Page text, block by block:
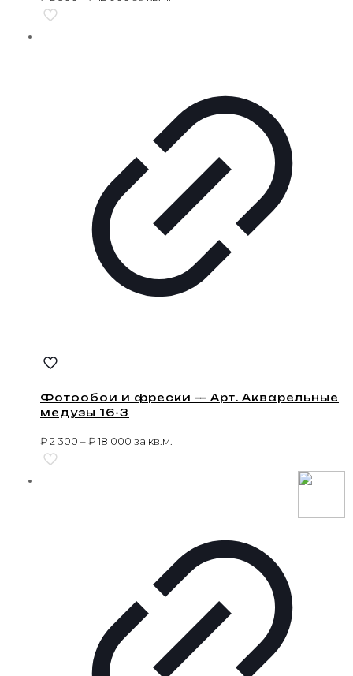
Фотообои и фрески — Арт. Акварельные
медузы 16-3
₽2 300 –₽18 000 за кв.м.